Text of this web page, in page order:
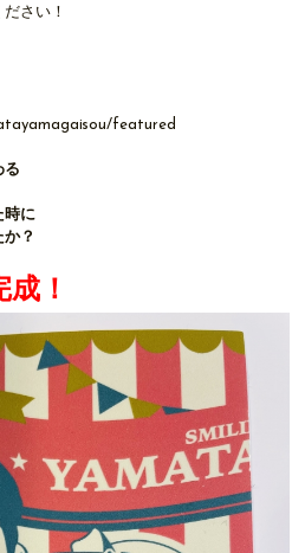
さい！
featured
る
時に
？
！